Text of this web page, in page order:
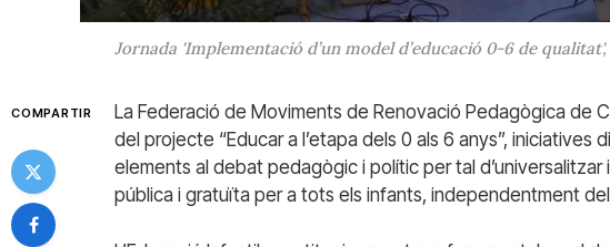
Jornada 'Implementació d’un model d’educació 0-6 de
COMPARTIR
La Federació de Moviments de Renovació Pedagògica de
del projecte “Educar a l’etapa dels 0 als 6 anys”, iniciatives
elements al debat pedagògic i polític per tal d’universalitzar
pública i gratuïta per a tots els infants, independentment